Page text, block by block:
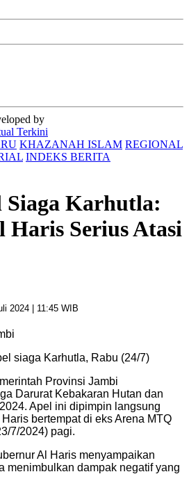
by
KHAZANAH ISLAM REGIONAL
INDEKS BERITA
Siaga Karhutla:
Haris Serius Atasi
2024 | 11:45 WIB
siaga Karhutla, Rabu (24/7)
Provinsi Jambi
Darurat Kebakaran Hutan dan
Apel ini dipimpin langsung
bertempat di eks Arena MTQ
7/2024) pagi.
Al Haris menyampaikan
menimbulkan dampak negatif yang